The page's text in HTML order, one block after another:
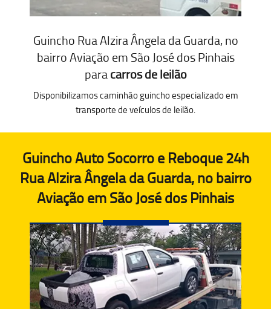
Guincho Rua Alzira Ângela da Guarda, no
bairro Aviação em São José dos Pinhais
paracarros de leilão
Disponibilizamos caminhão guincho especializado em
transporte de veículos de leilão.
Guincho Auto Socorro e Reboque 24h
Rua Alzira Ângela da Guarda, no bairro
Aviação em São José dos Pinhais